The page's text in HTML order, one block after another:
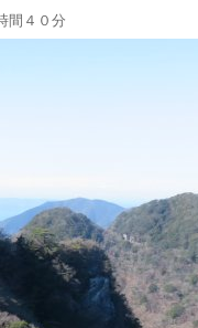
４０分